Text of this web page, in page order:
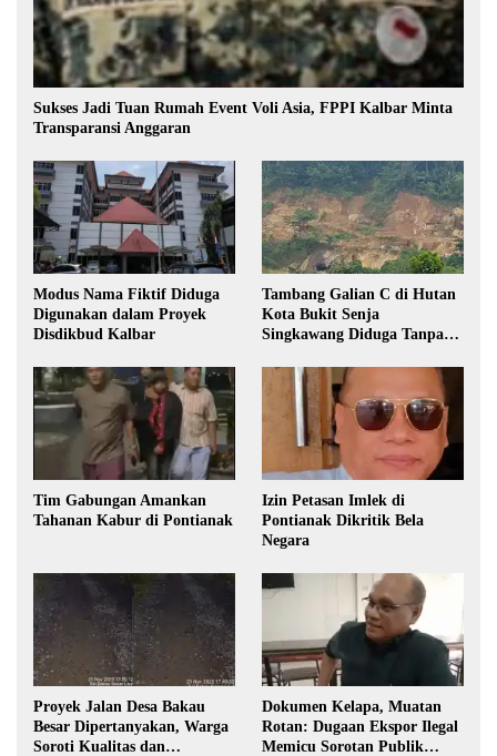
Sukses Jadi Tuan Rumah Event Voli Asia, FPPI Kalbar Minta
Transparansi Anggaran
Modus Nama Fiktif Diduga
Digunakan dalam Proyek
Disdikbud Kalbar
Tambang Galian C di Hutan
Kota Bukit Senja
Singkawang Diduga Tanpa
Tim Gabungan Amankan
Tahanan Kabur di Pontianak
Izin Petasan Imlek di
Pontianak Dikritik Bela
Negara
Proyek Jalan Desa Bakau
Besar Dipertanyakan, Warga
Soroti Kualitas dan
Dokumen Kelapa, Muatan
Rotan: Dugaan Ekspor Ilegal
Memicu Sorotan Publik